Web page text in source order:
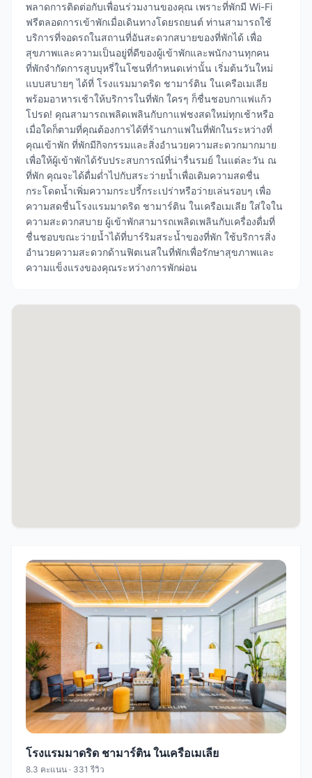
พลาดการติดต่อกับเพื่อนร่วมงานของคุณ เพราะที่พักมี Wi-Fi
ฟรีตลอดการเข้าพักเมื่อเดินทางโดยรถยนต์ ท่านสามารถใช้
บริการที่จอดรถในสถานที่อันสะดวกสบายของที่พักได้ เพื่อ
สุขภาพและความเป็นอยู่ที่ดีของผู้เข้าพักและพนักงานทุกคน
ที่พักจำกัดการสูบบุหรี่ในโซนที่กำหนดเท่านั้น เริ่มต้นวันใหม่
แบบสบายๆ ได้ที่ โรงแรมมาดริด ชามาร์ติน ในเครือเมเลีย
พร้อมอาหารเช้าให้บริการในที่พัก ใครๆ ก็ชื่นชอบกาแฟแก้ว
โปรด! คุณสามารถเพลิดเพลินกับกาแฟชงสดใหม่ทุกเช้าหรือ
เมื่อใดก็ตามที่คุณต้องการได้ที่ร้านกาแฟในที่พักในระหว่างที่
คุณเข้าพัก ที่พักมีกิจกรรมและสิ่งอำนวยความสะดวกมากมาย
เพื่อให้ผู้เข้าพักได้รับประสบการณ์ที่น่ารื่นรมย์ ในแต่ละวัน ณ
ที่พัก คุณจะได้ดื่มด่ำไปกับสระว่ายน้ำเพื่อเติมความสดชื่น
กระโดดน้ำเพิ่มความกระปรี้กระเปร่าหรือว่ายเล่นรอบๆ เพื่อ
ความสดชื่นโรงแรมมาดริด ชามาร์ติน ในเครือเมเลีย ใส่ใจใน
ความสะดวกสบาย ผู้เข้าพักสามารถเพลิดเพลินกับเครื่องดื่มที่
ชื่นชอบขณะว่ายน้ำได้ที่บาร์ริมสระน้ำของที่พัก ใช้บริการสิ่ง
อำนวยความสะดวกด้านฟิตเนสในที่พักเพื่อรักษาสุขภาพและ
ความแข็งแรงของคุณระหว่างการพักผ่อน
โรงแรมมาดริด ชามาร์ติน ในเครือเมเลีย
8.3 คะแนน · 331 รีวิว